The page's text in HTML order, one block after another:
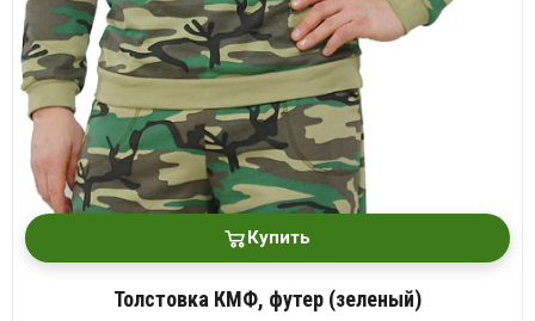
Купить
Толстовка КМФ, футер (зеленый)